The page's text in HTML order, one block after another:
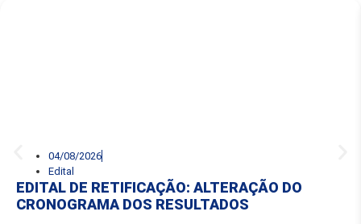
04/08/2026
Edital
EDITAL DE RETIFICAÇÃO: ALTERAÇÃO DO
CRONOGRAMA DOS RESULTADOS